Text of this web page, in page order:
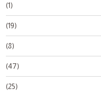
(1)
(19)
(8)
(47)
(25)